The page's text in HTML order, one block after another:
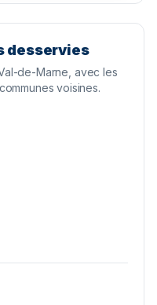
desservies
de-Marne , avec les
voisines.